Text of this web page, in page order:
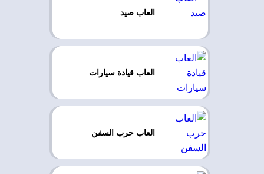
العاب صيد
العاب قيادة سيارات
العاب حرب السفن